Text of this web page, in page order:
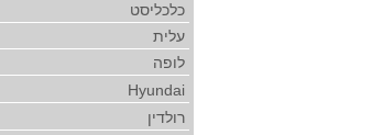
כלכליסט
עלית
לופה
Hyundai
רולדין